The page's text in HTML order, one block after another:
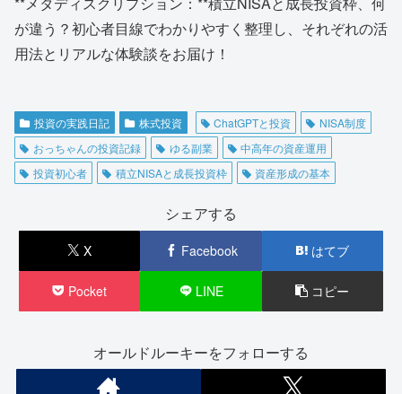
が違う？初心者目線でわかりやすく整理し、それぞれの活
用法とリアルな体験談をお届け！
投資の実践日記 株式投資 ChatGPTと投資
NISA制度
おっちゃんの投資記録
ゆる副業
中高年の資産運用
投資初心者
積立NISAと成長投資枠 資産形成の基本
シェアする
X Facebook はてブ
Pocket LINE コピー
オールドルーキーをフォローする